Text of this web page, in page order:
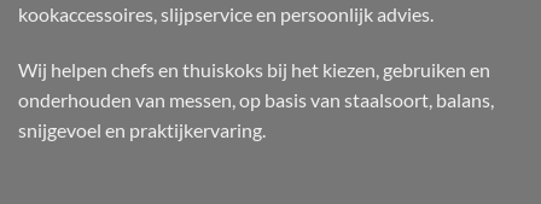
kookaccessoires, slijpservice en persoonlijk advies.
Wij helpen chefs en thuiskoks bij het kiezen, gebruiken en
onderhouden van messen, op basis van staalsoort, balans,
snijgevoel en praktijkervaring.